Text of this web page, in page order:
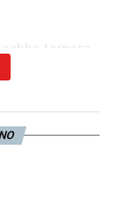
tornare
NEWS